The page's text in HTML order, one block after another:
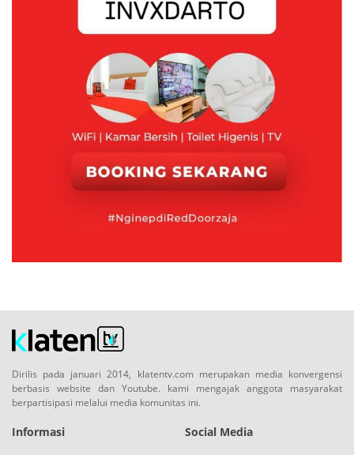
Dirilis pada januari 2014, klatentv.com merupakan media konvergensi
berbasis website dan Youtube. kami mengajak anggota masyarakat
berpartisipasi melalui media komunitas ini.
Informasi Social Media